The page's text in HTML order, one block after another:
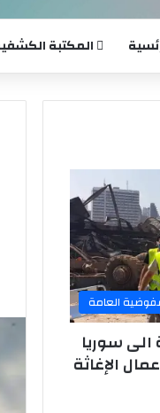
المكتبة
العامة
سوريا
الإغاثة